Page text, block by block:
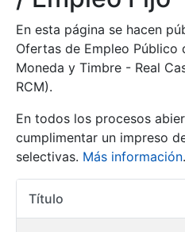
Mostrar/Ocultar
Mostrar/Ocultar
En esta página se hacen
Ofertas de Empleo Público
Moneda y Timbre - Real
RCM).
En todos los procesos
cumplimentar un impreso
selectivas. Más información.
Título